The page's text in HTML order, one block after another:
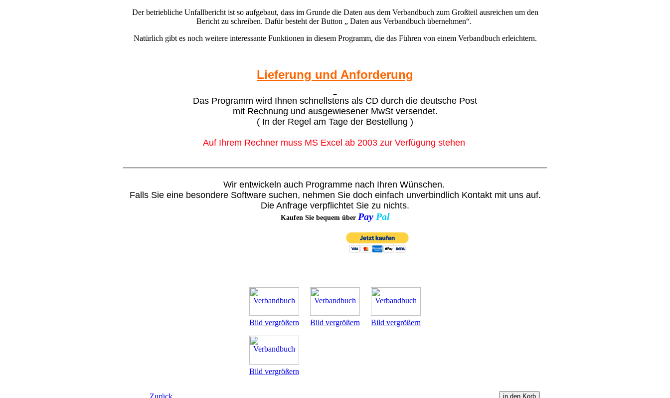
Der betriebliche Unfallbericht ist so aufgebaut, dass im Grunde die Daten aus dem Verbandbuch zum Großteil ausreichen um den
Bericht zu schreiben. Dafür besteht der Button „ Daten aus Verbandbuch übernehmen“.
Natürlich gibt es noch weitere interessante Funktionen in diesem Programm, die das Führen von einem Verbandbuch erleichtern.
Lieferung und Anforderung
Das Programm wird Ihnen schnellstens als CD durch die deutsche Post
mit Rechnung und ausgewiesener MwSt versendet.
( In der Regel am Tage der Bestellung )
Auf Ihrem Rechner muss MS Excel ab 2003 zur Verfügung stehen
Wir entwickeln auch Programme nach Ihren Wünschen.
Falls Sie eine besondere Software suchen, nehmen Sie doch einfach unverbindlich Kontakt mit uns auf.
Die Anfrage verpflichtet Sie zu nichts.
Kaufen Sie bequem über Pay Pal
Bild vergrößern Bild vergrößern Bild vergrößern
Bild vergrößern
Zurück